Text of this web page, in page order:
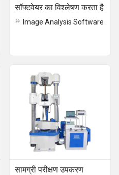
सॉफ्टवेयर का विश्लेषण करता है
Image Analysis Software
सामग्री परीक्षण उपकरण